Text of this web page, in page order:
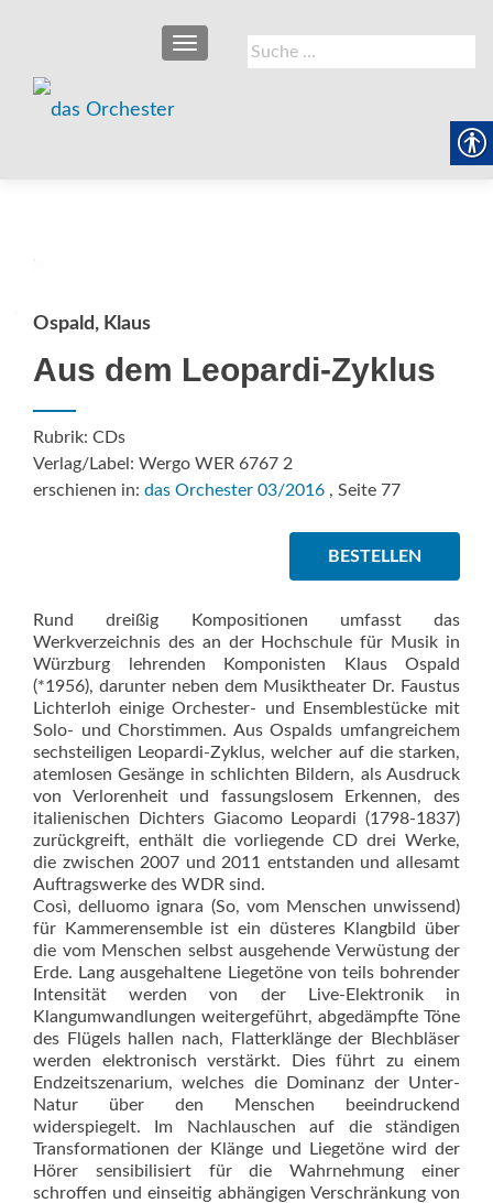
Suche
nach:
SCHALTE NAVIGATION
Ospald, Klaus
Aus dem Leopardi-Zyklus
Rubrik: CDs
Verlag/Label: Wergo WER 6767 2
erschienen in: das Orchester 03/2016 , Seite 77
BESTELLEN
Rund dreißig Kompositionen umfasst das
Werkverzeichnis des an der Hochschule für Musik in
Würzburg lehrenden Komponisten Klaus Ospald
(*1956), darunter neben dem Musiktheater Dr. Faustus
Lichterloh einige Orchester- und Ensemblestücke mit
Solo- und Chorstimmen. Aus Ospalds umfangreichem
sechsteiligen Leopardi-Zyklus, welcher auf die starken,
atemlosen Gesänge in schlichten Bildern, als Ausdruck
von Verlorenheit und fassungslosem Erkennen, des
italienischen Dichters Giacomo Leopardi (1798-1837)
zurückgreift, enthält die vorliegende CD drei Werke,
die zwischen 2007 und 2011 entstanden und allesamt
Auftragswerke des WDR sind.
Così, delluomo ignara (So, vom Menschen unwissend)
für Kammerensemble ist ein düsteres Klangbild über
die vom Menschen selbst ausgehende Verwüstung der
Erde. Lang ausgehaltene Liegetöne von teils bohrender
Intensität werden von der Live-Elektronik in
Klangumwandlungen weitergeführt, abgedämpfte Töne
des Flügels hallen nach, Flatterklänge der Blechbläser
werden elektronisch verstärkt. Dies führt zu einem
Endzeitszenarium, welches die Dominanz der Unter-
Natur über den Menschen beeindruckend
widerspiegelt. Im Nachlauschen auf die ständigen
Transformationen der Klänge und Liegetöne wird der
Hörer sensibilisiert für die Wahrnehmung einer
schroffen und einseitig abhängigen Verschränkung von